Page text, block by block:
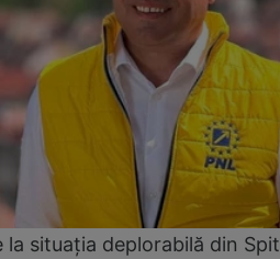
la situația deplorabilă din